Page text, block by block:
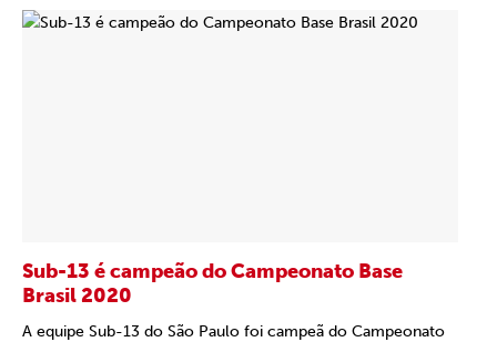
Sub-13 é campeão do Campeonato Base
Brasil 2020
A equipe Sub-13 do São Paulo foi campeã do Campeonato